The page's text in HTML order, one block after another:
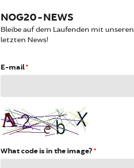
NOG20-NEWS
Bleibe auf dem Laufenden mit unseren
letzten News!
E-mail*
What code is in the image? *